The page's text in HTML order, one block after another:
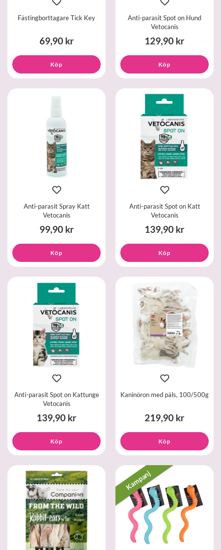
Fästingborttagare Tick Key
69,90 kr
Köp
Anti-parasit Spot on Hund
Vetocanis
129,90 kr
Köp
Anti-parasit Spray Katt
Vetocanis
99,90 kr
Köp
Anti-parasit Spot on Katt
Vetocanis
139,90 kr
Köp
Anti-parasit Spot on Kattunge
Vetocanis
139,90 kr
Köp
Kaninöron med päls, 100/500g
219,90 kr
Köp
Kampanj